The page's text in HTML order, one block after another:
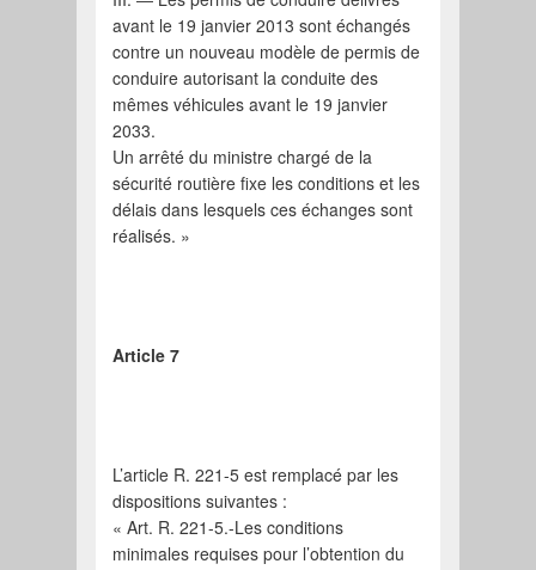
avant le 19 janvier 2013 sont échangés
contre un nouveau modèle de permis de
conduire autorisant la conduite des
mêmes véhicules avant le 19 janvier
2033.
Un arrêté du ministre chargé de la
sécurité routière fixe les conditions et les
délais dans lesquels ces échanges sont
réalisés. »
Article 7
L’article R. 221-5 est remplacé par les
dispositions suivantes :
« Art. R. 221-5.-Les conditions
minimales requises pour l’obtention du